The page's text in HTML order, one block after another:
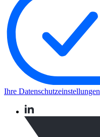
Ihre Datenschutzeinstellungen